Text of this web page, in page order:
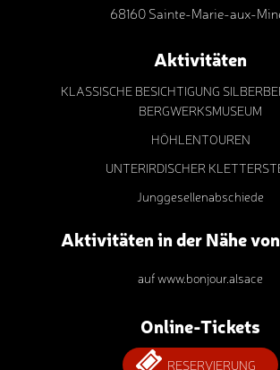
68160 Sainte-Marie-aux-
Aktivitäten
KLASSISCHE BESICHTIGUNG
BERGWERKSMUSEUM
HÖHLENTOUREN
UNTERIRDISCHER
Junggesellenabschiede
Aktivitäten in der Nähe
auf www.bonjour.alsace
Online-Tickets
RESERVIERUNG